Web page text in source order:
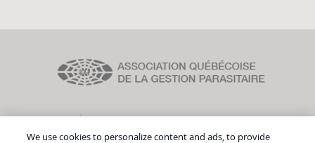
We use cookies to personalize content and ads, to provide